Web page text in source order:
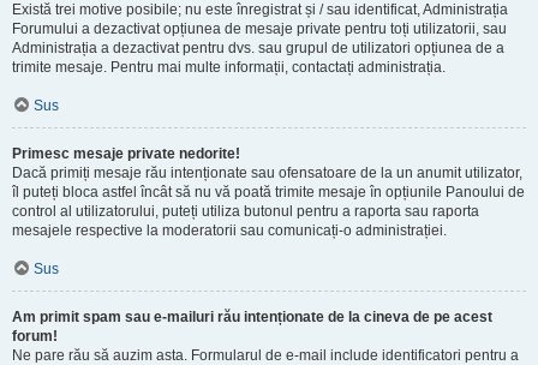
Există trei motive posibile; nu este înregistrat și / sau identificat, Administrația
Forumului a dezactivat opțiunea de mesaje private pentru toți utilizatorii, sau
Administrația a dezactivat pentru dvs. sau grupul de utilizatori opțiunea de a
trimite mesaje. Pentru mai multe informații, contactați administrația.
Sus
Primesc mesaje private nedorite!
Dacă primiți mesaje rău intenționate sau ofensatoare de la un anumit utilizator,
îl puteți bloca astfel încât să nu vă poată trimite mesaje în opțiunile Panoului de
control al utilizatorului, puteți utiliza butonul pentru a raporta sau raporta
mesajele respective la moderatorii sau comunicați-o administrației.
Sus
Am primit spam sau e-mailuri rău intenționate de la cineva de pe acest
forum!
Ne pare rău să auzim asta. Formularul de e-mail include identificatori pentru a